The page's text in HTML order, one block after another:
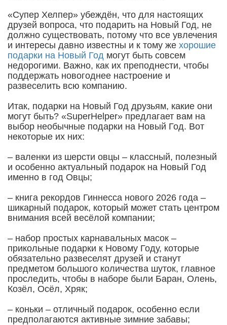
«Супер Хелпер» убеждён, что для настоящих
друзей вопроса, что подарить на Новый Год, не
должно существовать, потому что все увлечения
и интересы давно известны и к тому же хорошие
подарки на Новый Год могут быть совсем
недорогими. Важно, как их преподнести, чтобы
поддержать новогоднее настроение и
развеселить всю компанию.
Итак, подарки на Новый Год друзьям, какие они
могут быть? «SuperHelper» предлагает вам на
выбор необычные подарки на Новый Год. Вот
некоторые их них:
– валенки из шерсти овцы – классный, полезный
и особенно актуальный подарок на Новый Год
именно в год Овцы;
– книга рекордов Гиннесса нового 2026 года –
шикарный подарок, который может стать центром
внимания всей весёлой компании;
– набор простых карнавальных масок –
прикольные подарки к Новому Году, которые
обязательно развеселят друзей и станут
предметом большого количества шуток, главное
проследить, чтобы в наборе были Баран, Олень,
Козёл, Осёл, Хряк;
– коньки – отличный подарок, особенно если
предполагаются активные зимние забавы;